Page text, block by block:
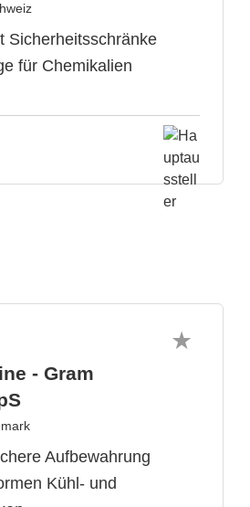
Sicherheitsschränke
für Chemikalien
- Gram
Aufbewahrung
Kühl- und